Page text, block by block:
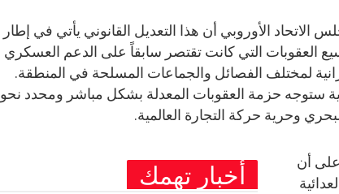
الأوروبي أن هذا التعديل القانوني يأتي في إطار
العقوبات التي كانت تقتصر سابقاً على الدعم العسكري
لمختلف الفصائل والجماعات المسلحة في المنطقة.
ستوجه حزمة العقوبات المعدلة بشكل مباشر ومحدد نحو
وحرية حركة التجارة العالمية.
أخبار تهمك
أن